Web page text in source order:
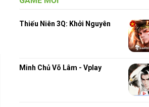
Thiếu Niên 3Q: Khởi Nguyên
Minh Chủ Võ Lâm - Vplay